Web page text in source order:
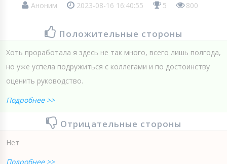
Аноним 2023-08-16 16:40:55 5 800
Положительные стороны
Хоть проработала я здесь не так много, всего лишь полгода,
но уже успела подружиться с коллегами и по достоинству
оценить руководство.
Подробнее >>
Отрицательные стороны
Нет
Подробнее >>